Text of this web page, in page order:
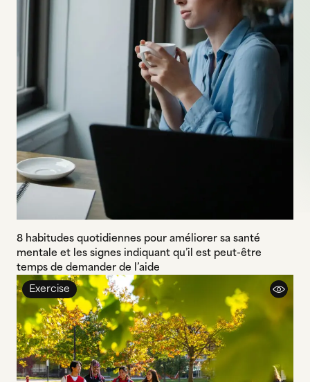
8 habitudes quotidiennes pour améliorer sa santé
mentale et les signes indiquant qu’il est peut-être
temps de demander de l’aide
Exercise